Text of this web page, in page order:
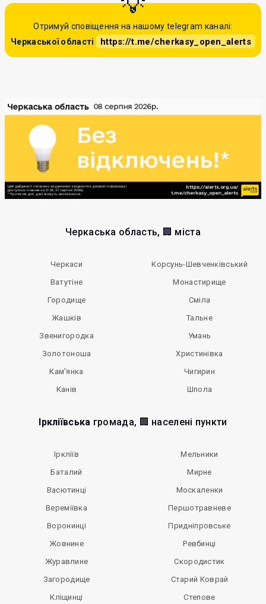
Отримуй сповіщення на нашому telegram каналі:
Черкаської області
https://t.me/cherkasy_open_alerts
Черкаська область, 🏢 міста
Черкаси
Ватутіне
Городище
Жашків
Звенигородка
Золотоноша
Кам'янка
Канів
Корсунь-Шевченківський
Монастирище
Сміла
Тальне
Умань
Христинівка
Чигирин
Шпола
Іркліївська громада, 🏢 населені пункти
Іркліїв
Баталий
Васютинці
Вереміївка
Воронинці
Жовнине
Журавлине
Загородище
Кліщинці
Мельники
Мирне
Москаленки
Першотравневе
Придніпровське
Ревбинці
Скородистик
Старий Коврай
Степове